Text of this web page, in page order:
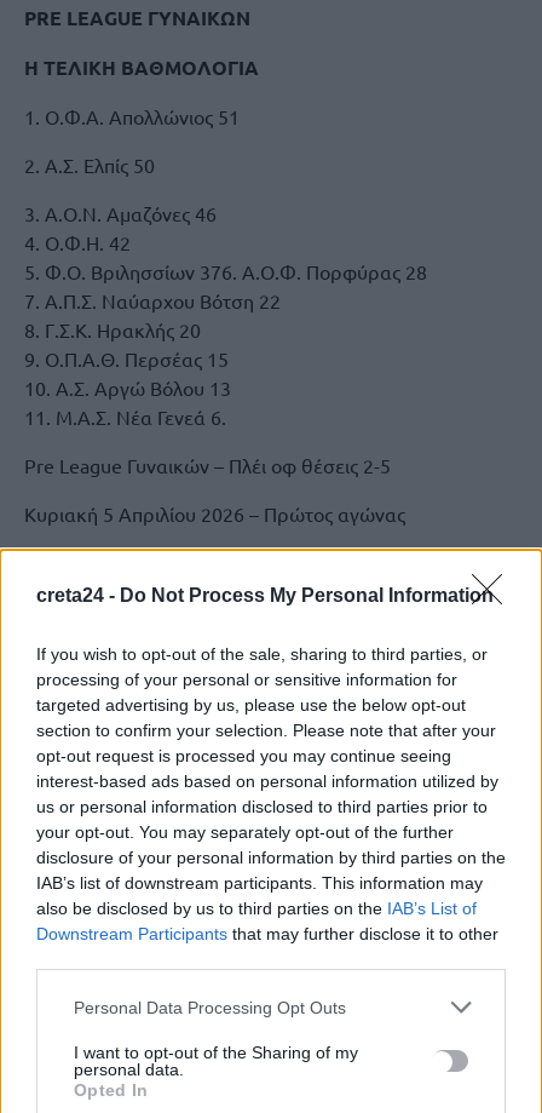
creta24 - Do Not Process My Personal Information
If you wish to opt-out of the sale, sharing to third parties, or
processing of your personal or sensitive information for
targeted advertising by us, please use the below opt-out
section to confirm your selection. Please note that after your
opt-out request is processed you may continue seeing
interest-based ads based on personal information utilized by
us or personal information disclosed to third parties prior to
your opt-out. You may separately opt-out of the further
disclosure of your personal information by third parties on the
IAB’s list of downstream participants. This information may
also be disclosed by us to third parties on the IAB’s List of
Downstream Participants that may further disclose it to other
Personal Data Processing Opt Outs
I want to opt-out of the Sharing of my
personal data.
Opted In
PRE LEAGUE ΓΥΝΑΙΚΩΝ
Η ΤΕΛΙΚΗ ΒΑΘΜΟΛΟΓΙΑ
1. Ο.Φ.Α. Απολλώνιος 51
2. Α.Σ. Ελπίς 50
3. Α.Ο.Ν. Αμαζόνες 46
4. Ο.Φ.Η. 42
5. Φ.Ο. Βριλησσίων 376. Α.Ο.Φ. Πορφύρας 28
7. Α.Π.Σ. Ναύαρχου Βότση 22
8. Γ.Σ.Κ. Ηρακλής 20
9. Ο.Π.Α.Θ. Περσέας 15
10. Α.Σ. Αργώ Βόλου 13
11. Μ.Α.Σ. Νέα Γενεά 6.
Pre League Γυναικών – Πλέι οφ θέσεις 2-5
Κυριακή 5 Απριλίου 2026 – Πρώτος αγώνας
21, 15-12).
Ο.Φ.Η. – Α.Ο.Ν. Αμαζόνες (0-2 νίκες) 2-3 (22-25, 21-25,
25-23, 28-26, 12-15). Oι Αμαζόνες προκρίθηκαν στα
τελικά με 2-0 νίκες.
ΠΡΩΤΑΘΛΗΤΗΣ
ΟΦΑ Απολλώνιος-Ανοδος στην Volley League Γυναικών.
*Την άνοδο στην Volley League Γυναικών εξασφάλισε
μέσω της δεύτερης θέσης και η Ελπίδα Αμπελοκήπων.
KYΠΕΛΛΟ ΕΛΛΑΔΟΣ (Γ’ ΦΑΣΗ-TOP-16)
-Ολυμπιακός 1-3 (13-25, 16-25, 25-14, 19-25).
ΟΦΗ ΒΟΛΕΪ